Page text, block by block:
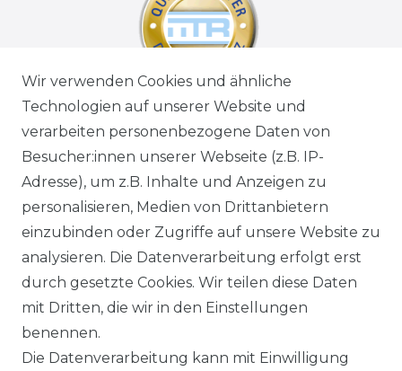
Wir verwenden Cookies und ähnliche
Technologien auf unserer Website und
verarbeiten personenbezogene Daten von
Besucher:innen unserer Webseite (z.B. IP-
Adresse), um z.B. Inhalte und Anzeigen zu
personalisieren, Medien von Drittanbietern
einzubinden oder Zugriffe auf unsere Website zu
analysieren. Die Datenverarbeitung erfolgt erst
durch gesetzte Cookies. Wir teilen diese Daten
mit Dritten, die wir in den Einstellungen
benennen.
Die Datenverarbeitung kann mit Einwilligung